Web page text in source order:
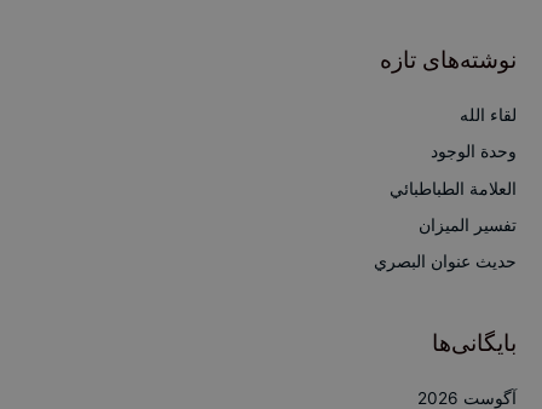
ب
ا
نوشته‌های تازه
لقاء الله
وحدة الوجود
العلامة الطباطبائي
تفسير الميزان
حديث عنوان البصري
بایگانی‌ها
آگوست 2026